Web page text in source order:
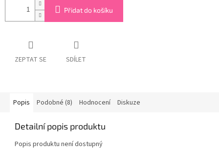
Přidat do košíku
ZEPTAT SE SDÍLET
Popis Podobné (8) Hodnocení Diskuze
Detailní popis produktu
Popis produktu není dostupný